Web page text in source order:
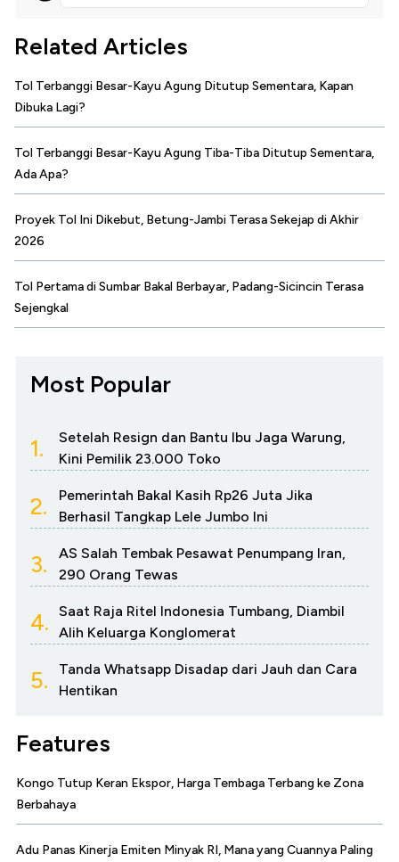
Related Articles
Tol Terbanggi Besar-Kayu Agung Ditutup Sementara, Kapan
Dibuka Lagi?
Tol Terbanggi Besar-Kayu Agung Tiba-Tiba Ditutup Sementara,
Ada Apa?
Proyek Tol Ini Dikebut, Betung-Jambi Terasa Sekejap di Akhir
2026
Tol Pertama di Sumbar Bakal Berbayar, Padang-Sicincin Terasa
Sejengkal
Most Popular
1.
Setelah Resign dan Bantu Ibu Jaga Warung,
Kini Pemilik 23.000 Toko
2.
Pemerintah Bakal Kasih Rp26 Juta Jika
Berhasil Tangkap Lele Jumbo Ini
3.
AS Salah Tembak Pesawat Penumpang Iran,
290 Orang Tewas
4.
Saat Raja Ritel Indonesia Tumbang, Diambil
Alih Keluarga Konglomerat
5.
Tanda Whatsapp Disadap dari Jauh dan Cara
Hentikan
Features
Kongo Tutup Keran Ekspor, Harga Tembaga Terbang ke Zona
Berbahaya
Adu Panas Kinerja Emiten Minyak RI, Mana yang Cuannya Paling